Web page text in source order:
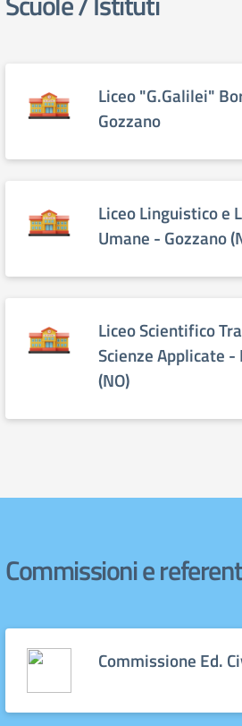
Liceo "G.Galilei"
Gozzano
Liceo Linguistico e
Umane - Gozzano
Liceo Scientifico
Scienze Applicate
(NO)
Commissioni e
Commissione Ed.